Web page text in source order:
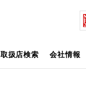
取扱店検索 会社情報